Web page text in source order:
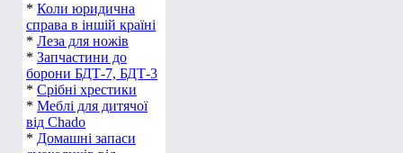
* Коли юридична
справа в іншій країні
* Леза для ножів
* Запчастини до
борони БДТ-7, БДТ-3
* Срібні хрестики
* Меблі для дитячої
від Chado
* Домашні запаси